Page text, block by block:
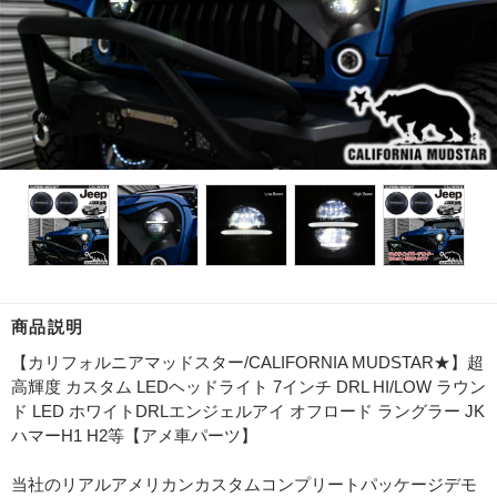
商品説明
【カリフォルニアマッドスター/CALIFORNIA MUDSTAR★】超
高輝度 カスタム LEDヘッドライト 7インチ DRL HI/LOW ラウン
ド LED ホワイトDRLエンジェルアイ オフロード ラングラー JK
ハマーH1 H2等【アメ車パーツ】
当社のリアルアメリカンカスタムコンプリートパッケージデモ